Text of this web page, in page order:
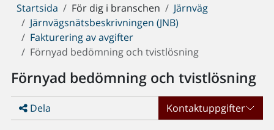
Du
är
här:
Startsida För dig i branschen
Järnväg
Järnvägsnätsbeskrivningen (JNB)
Fakturering av avgifter
Förnyad bedömning och tvistlösning
Förnyad bedömning och tvistlösning
Dela Kontaktuppgifter